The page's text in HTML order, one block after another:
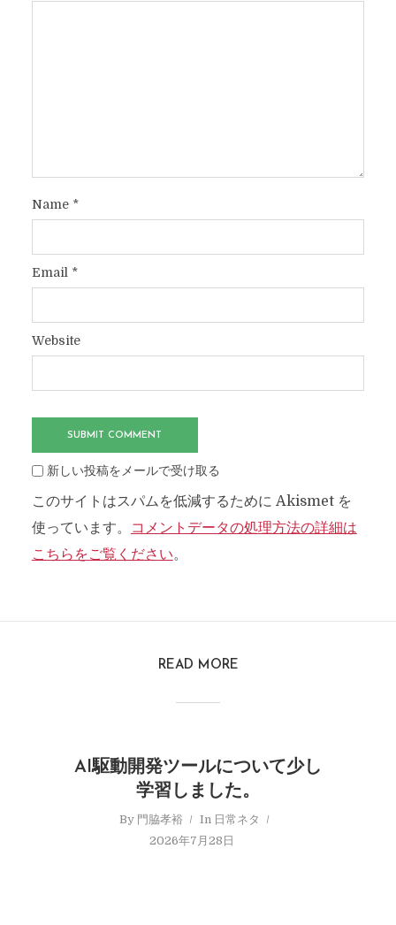
Name*
Email *
Website
新しい投稿をメールで受け取る
このサイトはスパムを低減するために Akismet を
使っています。
コメントデータの処理方法の詳細は
こちらをご覧ください。
READ MORE
AI駆動開発ツールについて少し
学習しました。
By 門脇孝裕 In 日常ネタ
2026年7月28日